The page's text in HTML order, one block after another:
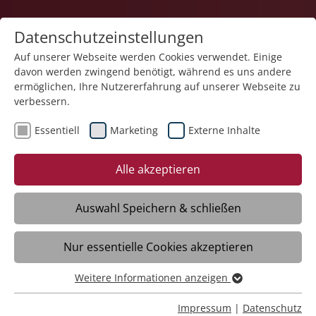
Teilhabe und Familie
Fachzentrum Hegenberg
Meckenbeuren
Datenschutzeinstellungen
Auf unserer Webseite werden Cookies verwendet. Einige
davon werden zwingend benötigt, während es uns andere
ermöglichen, Ihre Nutzererfahrung auf unserer Webseite zu
verbessern.
Essentiell Marketing Externe Inhalte
Alle akzeptieren
Auswahl Speichern & schließen
Nur essentielle Cookies akzeptieren
Essentiell
Essentielle Cookies werden für grundlegende Funktionen
Weitere Informationen anzeigen
Impressum | Datenschutz